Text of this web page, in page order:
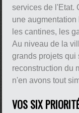
services de l'Etat.
une
les cantines, les
Au niveau de la
grands projets qui
reconstruction du
n'en avons tout
VOS SIX